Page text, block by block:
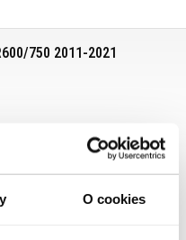
O cookies
750 2011-2021